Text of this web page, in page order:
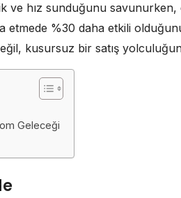
ve hız sunduğunu savunurken,
etmede %30 daha etkili
kusursuz bir satış
Geleceği